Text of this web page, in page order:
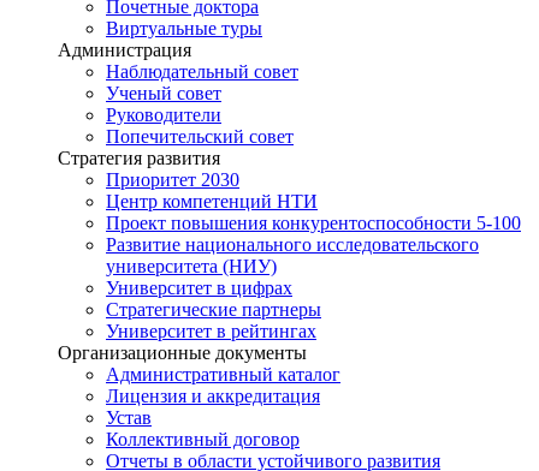
Почетные доктора
Виртуальные туры
Администрация
Наблюдательный совет
Ученый совет
Руководители
Попечительский совет
Стратегия развития
Приоритет 2030
Центр компетенций НТИ
Проект повышения конкурентоспособности 5-100
Развитие национального исследовательского
университета (НИУ)
Университет в цифрах
Стратегические партнеры
Университет в рейтингах
Организационные документы
Административный каталог
Лицензия и аккредитация
Устав
Коллективный договор
Отчеты в области устойчивого развития